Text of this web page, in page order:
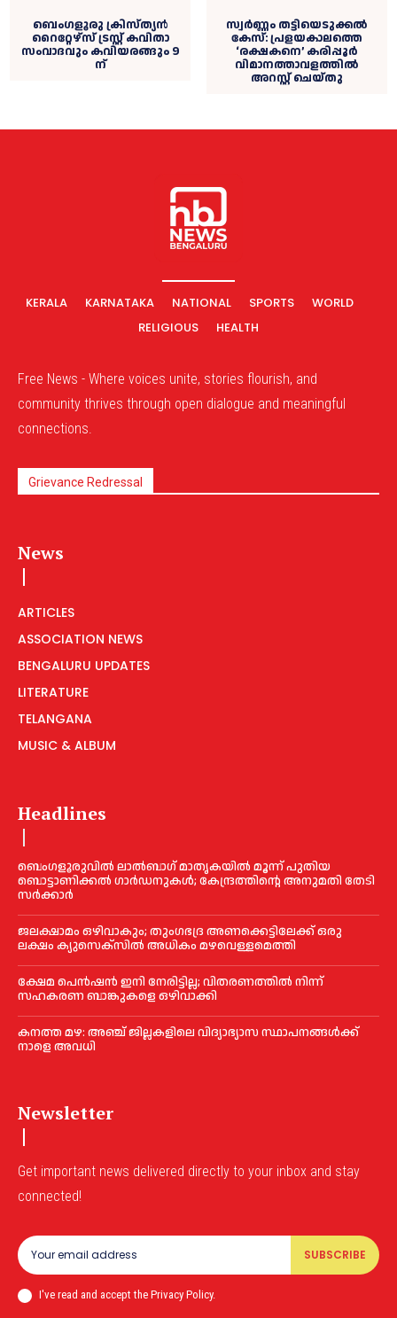
ബെംഗളൂരു ക്രിസ്ത്യൻ
റൈറ്റേഴ്‌സ് ട്രസ്റ്റ് കവിതാ
സംവാദവും കവിയരങ്ങും 9
ന്
സ്വർണ്ണം തട്ടിയെടുക്കൽ
കേസ്: പ്രളയകാലത്തെ
‘രക്ഷകനെ’ കരിപ്പൂർ
വിമാനത്താവളത്തിൽ
അറസ്റ്റ് ചെയ്തു
KERALA KARNATAKA NATIONAL SPORTS
WORLD
RELIGIOUS
HEALTH
Free News - Where voices unite, stories flourish, and
community thrives through open dialogue and meaningful
connections.
Grievance Redressal
News
ARTICLES
ASSOCIATION NEWS
BENGALURU UPDATES
LITERATURE
TELANGANA
MUSIC & ALBUM
Headlines
ബെംഗളൂരുവിൽ ലാൽബാഗ് മാതൃകയിൽ മൂന്ന് പുതിയ
ബൊട്ടാണിക്കൽ ഗാർഡനുകൾ; കേന്ദ്രത്തിന്റെ അനുമതി തേടി
സർക്കാർ
ജലക്ഷാമം ഒഴിവാകും; തുംഗഭദ്ര അണക്കെട്ടിലേക്ക് ഒരു
ലക്ഷം ക്യുസെക്സില്‍ അധികം മഴവെള്ളമെത്തി
ക്ഷേമ പെൻഷൻ ഇനി നേരിട്ടില്ല; വിതരണത്തിൽ നിന്ന്
സഹകരണ ബാങ്കുകളെ ഒഴിവാക്കി
കനത്ത മഴ: അഞ്ച് ജില്ലകളിലെ വിദ്യാഭ്യാസ സ്ഥാപനങ്ങൾക്ക്
നാളെ അവധി
Newsletter
Get important news delivered directly to your inbox and stay
connected!
SUBSCRIBE
I've read and accept the Privacy Policy.